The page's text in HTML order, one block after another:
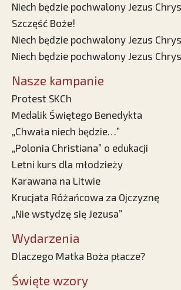
Niech będzie pochwalony Jezus
Szczęść Boże!
Niech będzie pochwalony Jezus
Niech będzie pochwalony Jezus
Nasze kampanie
Protest SKCh
Medalik Świętego Benedykta
„Chwała niech będzie…”
„Polonia Christiana” o edukacji
Letni kurs dla młodzieży
Karawana na Litwie
Krucjata Różańcowa za Ojczyznę
„Nie wstydzę się Jezusa”
Wydarzenia
Dlaczego Matka Boża płacze?
Święte wzory